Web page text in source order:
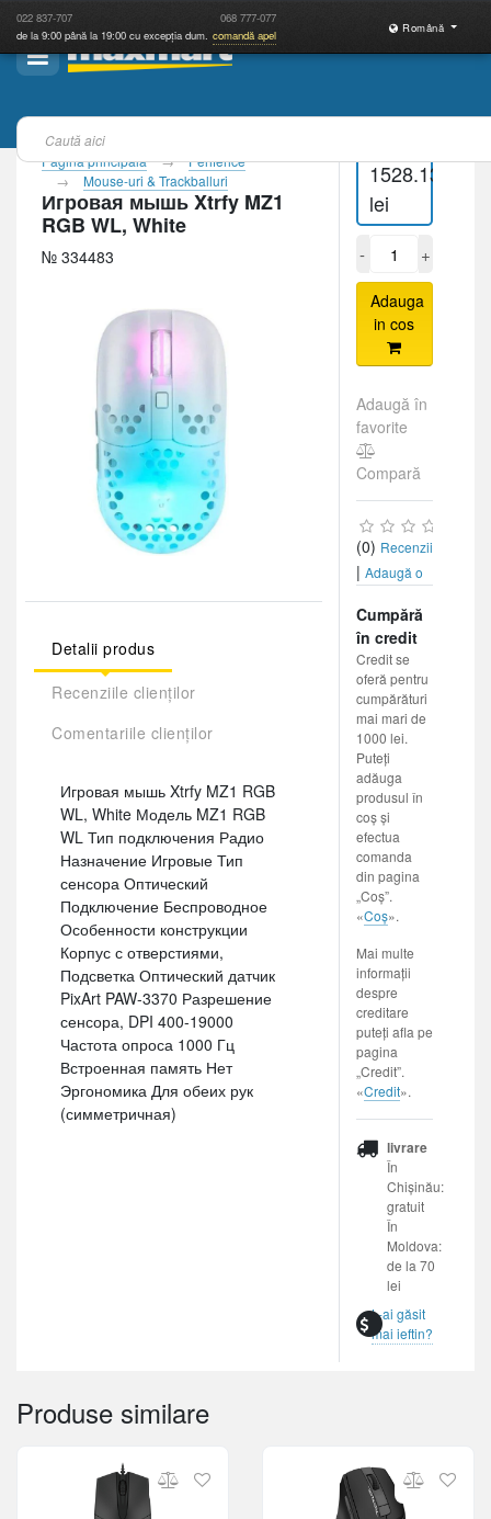
022 837-707 068 777-077
de la 9:00 până la 19:00 cu excepția dum. comandă apel
Română
Pagina principală
Periferice
Mouse-uri & Trackballuri
Игровая мышь Xtrfy MZ1
RGB WL, White
№ 334483
Detalii produs
Recenziile clienților
Comentariile clienților
Игровая мышь Xtrfy MZ1 RGB
WL, White Модель MZ1 RGB
WL Тип подключения Радио
Назначение Игровые Тип
сенсора Оптический
Подключение Беспроводное
Особенности конструкции
Корпус с отверстиями,
Подсветка Оптический датчик
PixArt PAW-3370 Разрешение
сенсора, DPI 400-19000
Частота опроса 1000 Гц
Встроенная память Нет
Эргономика Для обеих рук
(симметричная)
1528.13
lei
- +
Adauga
in cos
Adaugă în
favorite
Compară
(0) Recenzii
| Adaugă o
Cumpără
în credit
Credit se
oferă pentru
cumpărături
mai mari de
1000 lei.
Puteți
adăuga
produsul în
coș și
efectua
comanda
din pagina
„Coș”.
«Coș».
Mai multe
informații
despre
creditare
puteți afla pe
pagina
„Credit”.
«Credit».
livrare
În
Chișinău:
gratuit
În
Moldova:
de la 70
lei
L-ai găsit
mai ieftin?
Produse similare